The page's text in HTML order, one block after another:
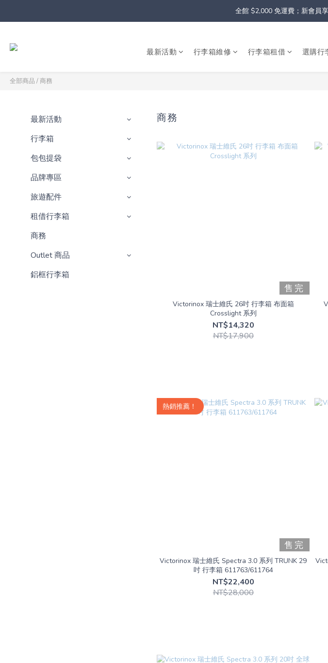
全館 $2,000 免運費；新會員
最新活動 行李箱維修 行李箱租借 選購行
全部商品 /商務
最新活動
行李箱
包包提袋
品牌專區
旅遊配件
租借行李箱
商務
Outlet 商品
鋁框行李箱
商務
售完
Victorinox 瑞士維氏 26吋 行李箱 布面箱
Crosslight 系列
NT$14,320
NT$17,900
熱銷推薦！
售完
Victorinox 瑞士維氏 Spectra 3.0 系列 TRUNK 29
吋 行李箱 611763/611764
NT$22,400
NT$28,000